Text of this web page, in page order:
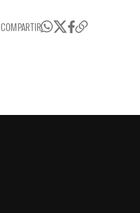
COMPARTIR